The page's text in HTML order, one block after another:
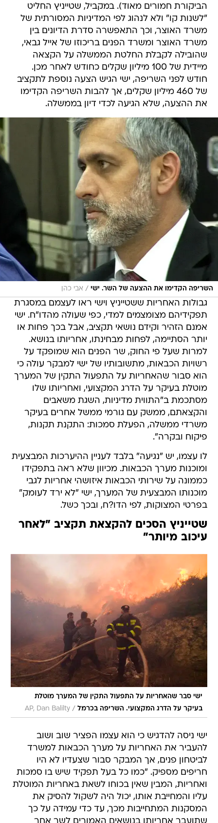
הביקורת חמורים מאוד). במקביל, שטייניץ החליט
"לשנות קו" ולא לנהוג לפי המדיניות המסורתית של
משרד האוצר, וכך התאפשרה סדרת הדיונים בין
משרד האוצר ומשרד הפנים בריכוזו של אייל גבאי,
שהובילה לקבלת החלטת הממשלה על הקצאה
מיידית של 100 מיליון שקלים כחודש לאחר מכן.
חודש לפני השריפה, ישי הגיש הצעה נוספת לתקציב
של 460 מיליון שקלים, אך להבות השריפה הקדימו
את ההצעה, שלא הגיעה לכדי דיון בממשלה.
השריפה הקדימו את ההצעה של השר. ישי / אבי כהן
גבולות האחריות ששטייניץ וישי ראו לעצמם במסגרת
תפקידיהם מצומצמים למדי, כפי שעולה מהדו"ח. ישי
אמנם הזהיר וקידם נושאי תקציב, אבל בכך פחות או
יותר הסתיימה, לפחות מבחינתו, אחריותו בנושא.
למרות שעל פי החוק, שר הפנים הוא שמופקד על
רשויות הכבאות, מתשובותיו של ישי למבקר עולה כי
הוא סבור שהאחריות על התפעול התקין של המערך
מוטלת בעיקר על הדרג המקצועי, ואחריותו שלו
מסתכמת ב"התווית מדיניות, השגת משאבים
והקצאתם, ממשק עם גורמי ממשל אחרים בעיקר
משרדי ממשלה, הפעלת סמכות: התקנת תקנות,
פיקוח ובקרה".
לו עצמו, יש "נגיעה" בלבד לעניין ההיערכות המבצעית
ומוכנות מערך הכבאות. מכיוון שלא ראה בתפקידו
כממונה על שירותי הכבאות איזושהי אחריות לגבי
מוכנותו המבצעית של המערך, ישי "לא ירד לעומק"
בפרטי המצוקות, לפי הדו?ח, ובכך כשל.
שטייניץ הסכים להקצאת תקציב "לאחר
עיכוב מיותר"
ישי סבר שהאחריות על התפעול התקין של המערך מוטלת
בעיקר על הדרג המקצועי. השריפה בכרמל /
AP, Dan Balilty
ישי ניסה להדגיש כי הוא עצמו הפציר שוב ושוב
להעביר את האחריות על מערך הכבאות למשרד
לביטחון פנים, אך המבקר סבור שצעדיו לא היו
חריפים מספיק. "כמו כל בעל תפקיד שיש בו סמכות
ואחריות, המבין שאין בכוחו לשאת באחריות המוטלת
עליו והמחייבת אותו, יכול היה לשקול להסיק את
המסקנות המתחייבות מכך, עד כדי עמידה על כך